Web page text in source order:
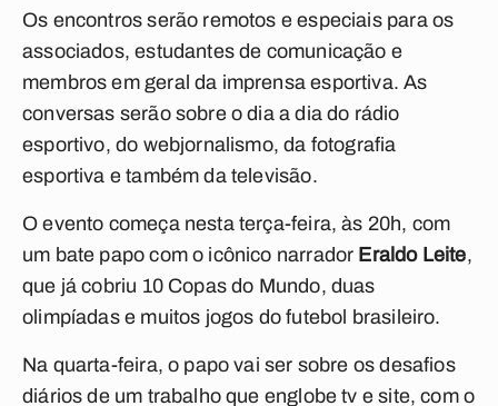
Os encontros serão remotos e especiais para os
associados, estudantes de comunicação e
membros em geral da imprensa esportiva. As
conversas serão sobre o dia a dia do rádio
esportivo, do webjornalismo, da fotografia
esportiva e também da televisão.
O evento começa nesta terça-feira, às 20h, com
um bate papo com o icônico narrador Eraldo Leite,
que já cobriu 10 Copas do Mundo, duas
olimpíadas e muitos jogos do futebol brasileiro.
Na quarta-feira, o papo vai ser sobre os desafios
diários de um trabalho que englobe tv e site, com o